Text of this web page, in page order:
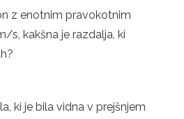
z enotnim pravokotnim
s, kakšna je razdalja, ki
ki je bila vidna v prejšnjem